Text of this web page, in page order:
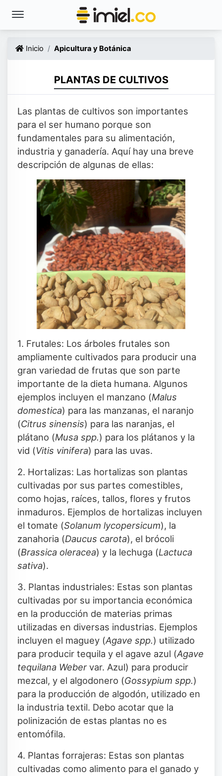
Inicio Apicultura y Botánica
PLANTAS DE CULTIVOS
Las plantas de cultivos son importantes
para el ser humano porque son
fundamentales para su alimentación,
industria y ganadería. Aquí hay una breve
descripción de algunas de ellas:
1. Frutales: Los árboles frutales son
ampliamente cultivados para producir una
gran variedad de frutas que son parte
importante de la dieta humana. Algunos
ejemplos incluyen el manzano (Malus
domestica) para las manzanas, el naranjo
(Citrus sinensis) para las naranjas, el
plátano (Musa spp.) para los plátanos y la
vid (Vitis vinifera) para las uvas.
2. Hortalizas: Las hortalizas son plantas
cultivadas por sus partes comestibles,
como hojas, raíces, tallos, flores y frutos
inmaduros. Ejemplos de hortalizas incluyen
el tomate (Solanum lycopersicum), la
zanahoria (Daucus carota), el brócoli
(Brassica oleracea) y la lechuga (Lactuca
sativa).
3. Plantas industriales: Estas son plantas
cultivadas por su importancia económica
en la producción de materias primas
utilizadas en diversas industrias. Ejemplos
incluyen el maguey (Agave spp.) utilizado
para producir tequila y el agave azul (Agave
tequilana Webervar. Azul) para producir
mezcal, y el algodonero (Gossypium spp.)
para la producción de algodón, utilizado en
la industria textil. Debo acotar que la
polinización de estas plantas no es
entomófila.
4. Plantas forrajeras: Estas son plantas
cultivadas como alimento para el ganado y